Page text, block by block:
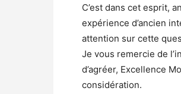
C’est dans cet esprit,
expérience d’ancien
attention sur cette
Je vous remercie de
d’agréer, Excellence
considération.